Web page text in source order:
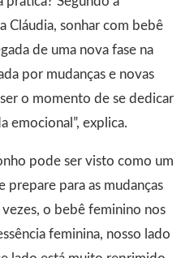
Cláudia, sonhar com bebê
de uma nova fase na
por mudanças e novas
o momento de se dedicar
emocional”, explica.
pode ser visto como um
prepare para as mudanças
o bebê feminino nos
feminina, nosso lado